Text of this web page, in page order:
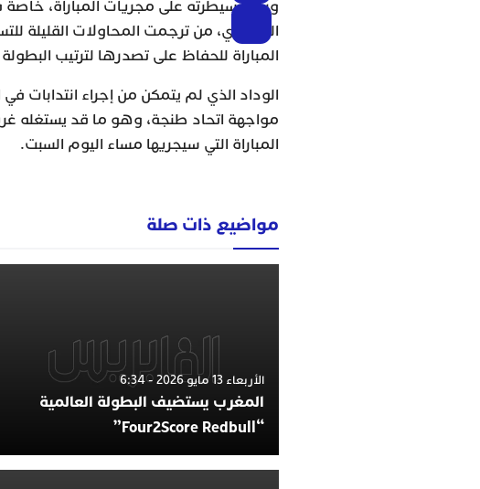
ورغم سيطرته على مجريات المباراة،
البيضاوي، من ترجمت المحاولات القليلة
المباراة للحفاظ على تصدرها لترتيب
الوداد الذي لم يتمكن من إجراء انتدابات
مواجهة اتحاد طنجة، وهو ما قد يستغله
المباراة التي سيجريها مساء اليوم السبت.
مواضيع ذات صلة
الأربعاء 13 مايو 2026 - 6:34
المغرب يستضيف البطولة العالمية
“Four2Score Redbull”